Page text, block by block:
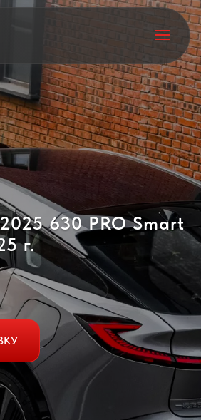
630 PRO Smart
г.